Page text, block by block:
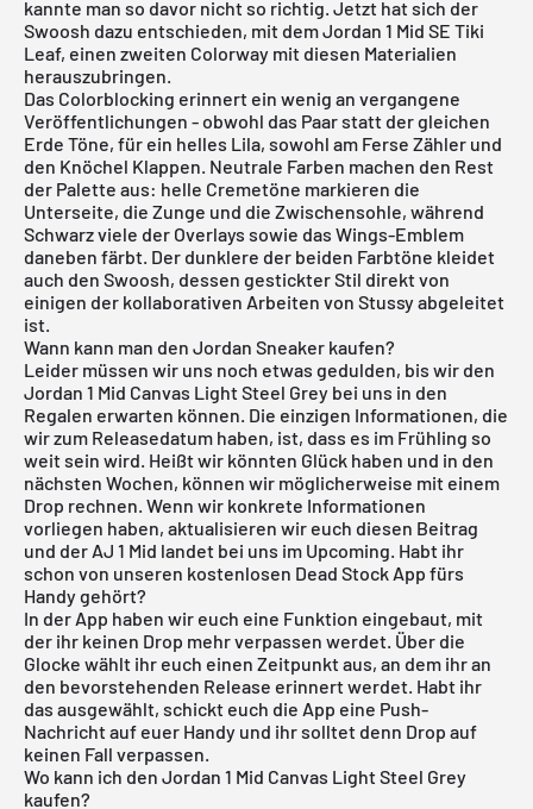
kannte man so davor nicht so richtig. Jetzt hat sich der
Swoosh dazu entschieden, mit dem Jordan 1 Mid SE Tiki
Leaf, einen zweiten Colorway mit diesen Materialien
herauszubringen.
Das Colorblocking erinnert ein wenig an vergangene
Veröffentlichungen - obwohl das Paar statt der gleichen
Erde Töne, für ein helles Lila, sowohl am Ferse Zähler und
den Knöchel Klappen. Neutrale Farben machen den Rest
der Palette aus: helle Cremetöne markieren die
Unterseite, die Zunge und die Zwischensohle, während
Schwarz viele der Overlays sowie das Wings-Emblem
daneben färbt. Der dunklere der beiden Farbtöne kleidet
auch den Swoosh, dessen gestickter Stil direkt von
einigen der kollaborativen Arbeiten von Stussy abgeleitet
ist.
Wann kann man den Jordan Sneaker kaufen?
Leider müssen wir uns noch etwas gedulden, bis wir den
Jordan 1 Mid Canvas Light Steel Grey bei uns in den
Regalen erwarten können. Die einzigen Informationen, die
wir zum Releasedatum haben, ist, dass es im Frühling so
weit sein wird. Heißt wir könnten Glück haben und in den
nächsten Wochen, können wir möglicherweise mit einem
Drop rechnen. Wenn wir konkrete Informationen
vorliegen haben, aktualisieren wir euch diesen Beitrag
und der AJ 1 Mid landet bei uns im Upcoming. Habt ihr
schon von unseren kostenlosen Dead Stock App fürs
Handy gehört?
In der App haben wir euch eine Funktion eingebaut, mit
der ihr keinen Drop mehr verpassen werdet. Über die
Glocke wählt ihr euch einen Zeitpunkt aus, an dem ihr an
den bevorstehenden Release erinnert werdet. Habt ihr
das ausgewählt, schickt euch die App eine Push-
Nachricht auf euer Handy und ihr solltet denn Drop auf
keinen Fall verpassen.
Wo kann ich den Jordan 1 Mid Canvas Light Steel Grey
kaufen?